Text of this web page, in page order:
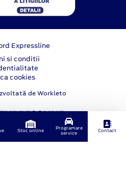
Expressline
si conditii
cookies
de Workleto
Stoc online
Programare
service
Contact